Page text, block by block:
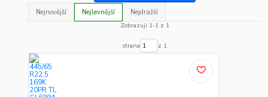
Nejnovější Nejlevnější
Nejdražší
Zobrazuji 1-1 z 1
strana z 1